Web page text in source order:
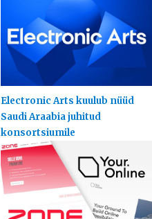
Electronic Arts kuulub nüüd
Saudi Araabia juhitud
konsortsiumile